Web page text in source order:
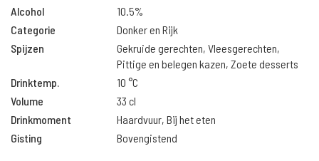
Alcohol
10.5%
Categorie
Donker en Rijk
Spijzen
Gekruide gerechten, Vleesgerechten,
Pittige en belegen kazen, Zoete desserts
Drinktemp.
10 °C
Volume
33 cl
Drinkmoment
Haardvuur, Bij het eten
Gisting
Bovengistend